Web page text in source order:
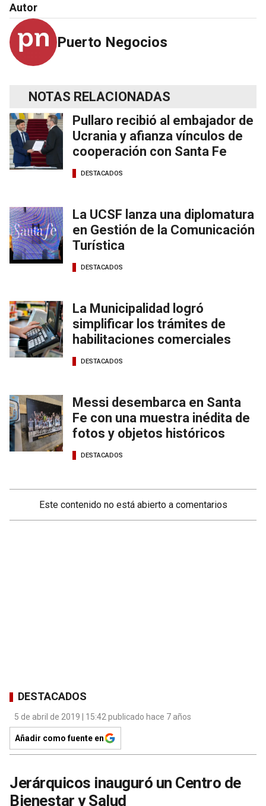
Autor
Puerto Negocios
NOTAS RELACIONADAS
Pullaro recibió al embajador de
Ucrania y afianza vínculos de
cooperación con Santa Fe
DESTACADOS
La UCSF lanza una diplomatura
en Gestión de la Comunicación
Turística
DESTACADOS
La Municipalidad logró
simplificar los trámites de
habilitaciones comerciales
DESTACADOS
Messi desembarca en Santa
Fe con una muestra inédita de
fotos y objetos históricos
DESTACADOS
Este contenido no está abierto a comentarios
DESTACADOS
5 de abril de 2019 | 15:42 publicado hace 7 años
Añadir como fuente en
Jerárquicos inauguró un Centro de
Bienestar y Salud